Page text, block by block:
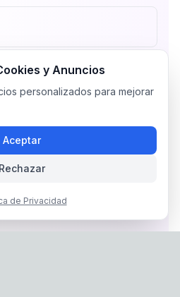
y Anuncios
personalizados para mejorar
Aceptar
Rechazar
de Privacidad